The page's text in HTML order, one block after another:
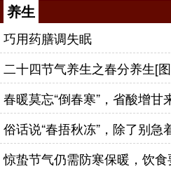
养生
巧用药膳调失眠
二十四节气养生之春分养生[
春暖莫忘“倒春寒”，省酸增甘
惊蛰节气仍需防寒保暖，饮